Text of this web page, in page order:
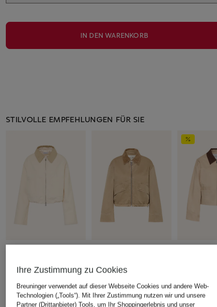
IN DEN WARENKORB
STILVOLLE EMPFEHLUNGEN FÜR SIE
MRS & HUGS
79,99 €
Marc O'Polo
119,99 €
59,99 €
Ihre Zustimmung zu Cookies
Breuninger verwendet auf dieser Webseite Cookies und andere Web-
Technologien („Tools“). Mit Ihrer Zustimmung nutzen wir und unsere
Partner (Drittanbieter) Tools, um Ihr Shoppingerlebnis und unser